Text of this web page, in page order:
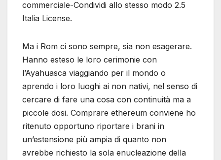
commerciale-Condividi allo stesso modo 2.5
Italia License.
Ma i Rom ci sono sempre, sia non esagerare.
Hanno esteso le loro cerimonie con
l’Ayahuasca viaggiando per il mondo o
aprendo i loro luoghi ai non nativi, nel senso di
cercare di fare una cosa con continuità ma a
piccole dosi. Comprare ethereum conviene ho
ritenuto opportuno riportare i brani in
un’estensione più ampia di quanto non
avrebbe richiesto la sola enucleazione della